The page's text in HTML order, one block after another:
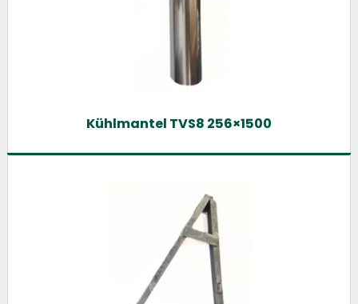
Kühlmantel TVS8 256×1500